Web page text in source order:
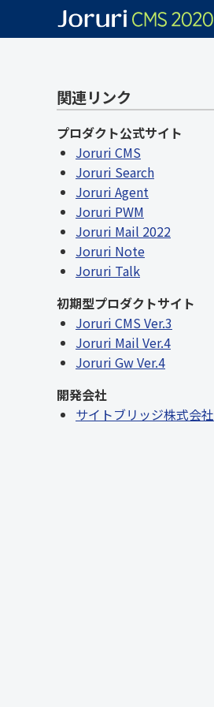
関連リンク
プロダクト公式サイト
Joruri CMS
Joruri Search
Joruri Agent
Joruri PWM
Joruri Mail 2022
Joruri Note
Joruri Talk
初期型プロダクトサイト
Joruri CMS Ver.3
Joruri Mail Ver.4
Joruri Gw Ver.4
開発会社
サイトブリッジ株式会社